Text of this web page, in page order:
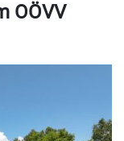
OÖVV